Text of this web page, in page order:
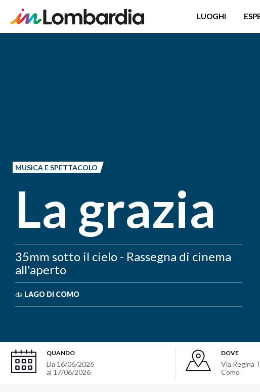
LUOGHI
MUSICA E SPETTACOLO
La grazia
35mm sotto il cielo - Rassegna di cinema
all'aperto
da LAGO DI COMO
QUANDO
Da 16/06/2026
al 17/06/2026
DOVE
Via Regina
Como